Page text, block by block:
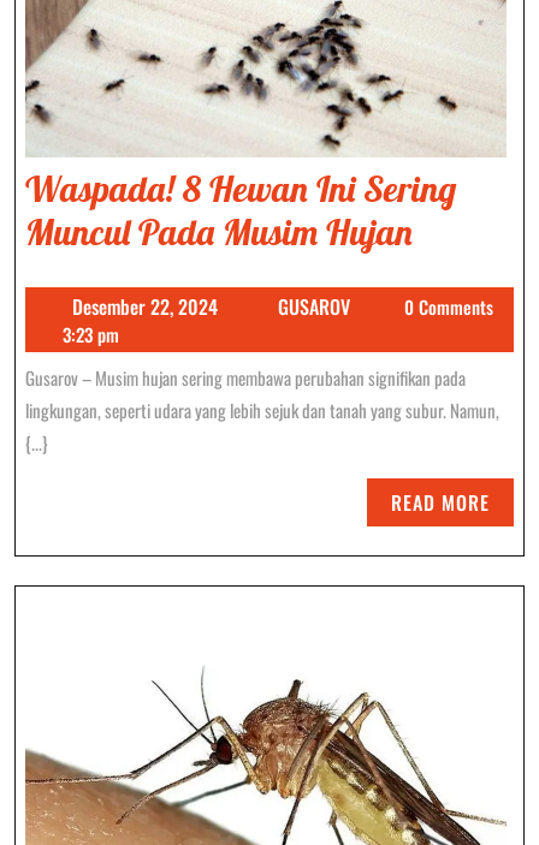
Waspada! 8 Hewan Ini Sering
Muncul Pada Musim Hujan
Hewan
Ini
Sering
Pada
Musim
Hujan
Desember 22, 2024DesemberGUSAROVGUSAROV0 Comments
3:23 pm
Gusarov – Musim hujan sering membawa perubahan signifikan pada
lingkungan, seperti udara yang lebih sejuk dan tanah yang subur. Namun,
{...}
READ MORE
MORE